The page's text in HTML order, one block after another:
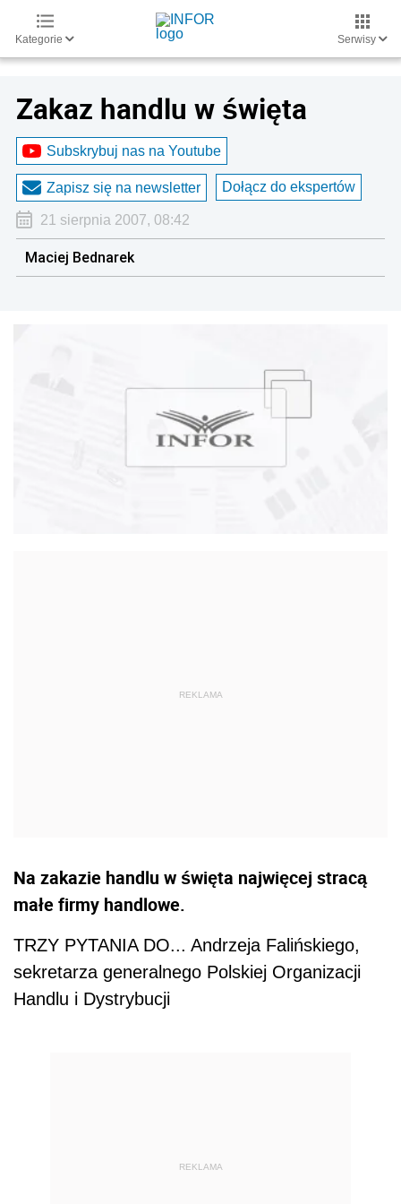
Kategorie Serwisy
Zakaz handlu w święta
Subskrybuj nas na Youtube
Zapisz się na newsletter Dołącz do ekspertów
21 sierpnia 2007, 08:42
Maciej Bednarek
Na zakazie handlu w święta najwięcej stracą
małe firmy handlowe.
TRZY PYTANIA DO... Andrzeja Falińskiego,
sekretarza generalnego Polskiej Organizacji
Handlu i Dystrybucji
REKLAMA